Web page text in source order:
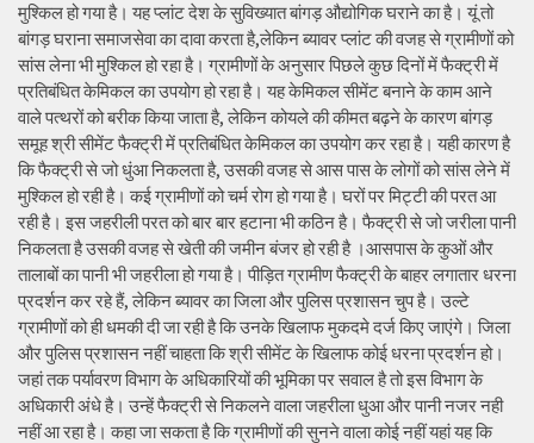
मुश्किल हो गया है। यह प्लांट देश के सुविख्यात बांगड़ औद्योगिक घराने का है। यूं तो
बांगड़ घराना समाजसेवा का दावा करता है,लेकिन ब्यावर प्लांट की वजह से ग्रामीणों को
सांस लेना भी मुश्किल हो रहा है। ग्रामीणों के अनुसार पिछले कुछ दिनों में फैक्ट्री में
प्रतिबंधित केमिकल का उपयोग हो रहा है। यह केमिकल सीमेंट बनाने के काम आने
वाले पत्थरों को बरीक किया जाता है, लेकिन कोयले की कीमत बढ़ने के कारण बांगड़
समूह श्री सीमेंट फैक्ट्री में प्रतिबंधित केमिकल का उपयोग कर रहा है। यही कारण है
कि फैक्ट्री से जो धुंआ निकलता है, उसकी वजह से आस पास के लोगों को सांस लेने में
मुश्किल हो रही है। कई ग्रामीणों को चर्म रोग हो गया है। घरों पर मिट्टी की परत आ
रही है। इस जहरीली परत को बार बार हटाना भी कठिन है। फैक्ट्री से जो जरीला पानी
निकलता है उसकी वजह से खेती की जमीन बंजर हो रही है ।आसपास के कुओं और
तालाबों का पानी भी जहरीला हो गया है। पीड़ित ग्रामीण फैक्ट्री के बाहर लगातार धरना
प्रदर्शन कर रहे हैं, लेकिन ब्यावर का जिला और पुलिस प्रशासन चुप है। उल्टे
ग्रामीणों को ही धमकी दी जा रही है कि उनके खिलाफ मुकदमे दर्ज किए जाएंगे। जिला
और पुलिस प्रशासन नहीं चाहता कि श्री सीमेंट के खिलाफ कोई धरना प्रदर्शन हो।
जहां तक पर्यावरण विभाग के अधिकारियों की भूमिका पर सवाल है तो इस विभाग के
अधिकारी अंधे है। उन्हें फैक्ट्री से निकलने वाला जहरीला धुआ और पानी नजर नही
नहीं आ रहा है। कहा जा सकता है कि ग्रामीणों की सुनने वाला कोई नहीं यहां यह कि